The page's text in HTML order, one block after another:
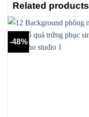
Related products
-48%